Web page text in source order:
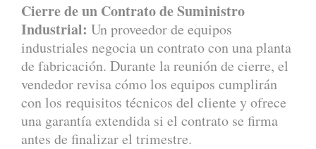
Cierre de un Contrato de Suministro
Industrial: Un proveedor de equipos
industriales negocia un contrato con una planta
de fabricación. Durante la reunión de cierre, el
vendedor revisa cómo los equipos cumplirán
con los requisitos técnicos del cliente y ofrece
una garantía extendida si el contrato se firma
antes de finalizar el trimestre.